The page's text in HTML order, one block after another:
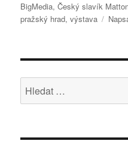
BigMedia,Český slavík
pražský hrad,výstava
Hledat: